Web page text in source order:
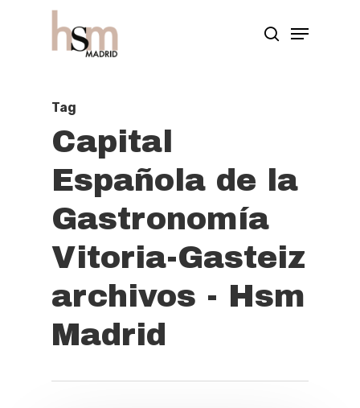
Tag
Capital
Española de la
Gastronomía
Vitoria-Gasteiz
archivos - Hsm
Madrid